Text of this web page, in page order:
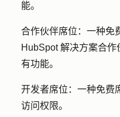
能。
合作伙伴席位： 一种免
HubSpot 解决方案合
有功能。
开发者席位： 一种免费
访问权限。